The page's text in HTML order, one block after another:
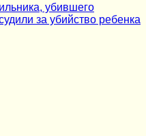
убившего
за убийство ребенка